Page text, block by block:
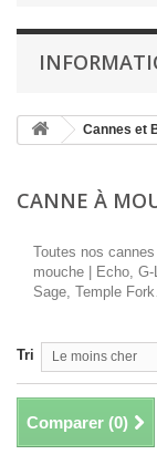
Cannes et
CANNE À
Toutes nos
mouche | Echo,
Sage, Temple
Tri Le moins cher
Comparer (0)